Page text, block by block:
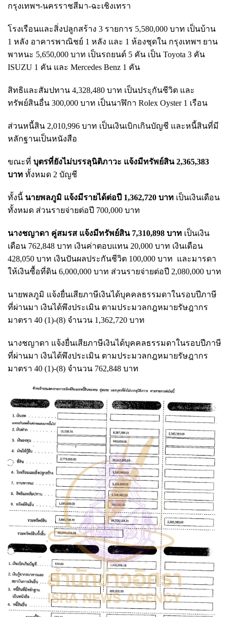
กรุงเทพฯ-นครราชสีมา-ฉะเชิงเทรา
โรงเรือนและสิ่งปลูกสร้าง 3 รายการ 5,580,000 บาท เป็นบ้าน
1 หลัง อาคารพาณิชย์ 1 หลัง และ 1 ห้องชุดใน กรุงเทพฯ ยาน
พาหนะ 5,650,000 บาท เป็นรถยนต์ 5 คัน เป็น Toyota 3 คัน
ISUZU 1 คัน และ Mercedes Benz 1 คัน
สิทธิและสัมปทาน 4,328,480 บาท เป็นประุกันชีวิต และ
ทรัพย์สินอื่น 300,000 บาท เป็นนาฬิกา Rolex Oyster 1 เรือน
ส่วนหนี้สิน 2,010,996 บาท เป็นเงินเบิกเกินบัญชี และหนี้สินที่มี
หลักฐานเป็นหนังสือ
ขณะที่ บุตรที่ยังไม่บรรลุนิติภาวะ แจ้งมีทรัพย์สิน 2,365,383
บาท ทั้งหมด 2 บัญชี
ทั้งนี้ นายพลภูมิ แจ้งมีรายได้ต่อปี 1,362,720 บาท เป็นเงินเดือน
ทั้งหมด ส่วนรายจ่ายต่อปี 700,000 บาท
นางชญาดา คู่สมรส แจ้งมีทรัพย์สิน 7,310,898 บาท เป็นเงิน
เดือน 762,848 บาท เงินค่าตอบแทน 20,000 บาท เงินเดือน
428,050 บาท เงินปันผลประกันชีวิต 100,000 บาท และมารดา
ให้เงินซื้อที่ดิน 6,000,000 บาท ส่วนรายจ่ายต่อปี 2,080,000 บาท
นายพลภูมิ แจ้งยื่นเสียภาษีเงินได้บุคคลธรรมดาในรอบปีภาษี
ที่ผ่านมา เงินได้พึงประเมิน ตามประมวลกฎหมายรัษฎากร
มาตรา 40 (1)-(8) จำนวน 1,362,720 บาท
นางชญาดา แจ้งยื่นเสียภาษีเงินได้บุคคลธรรมดาในรอบปีภาษี
ที่ผ่านมา เงินได้พึงประเมิน ตามประมวลกฎหมายรัษฎากร
มาตรา 40 (1)-(8) จำนวน 762,848 บาท